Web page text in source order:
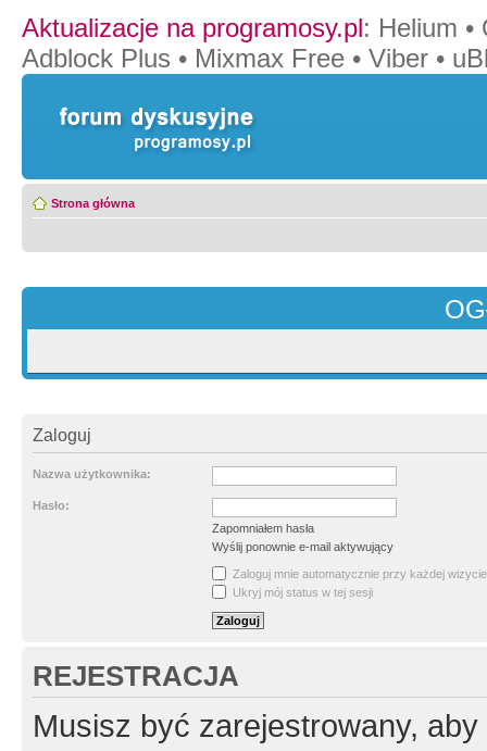
Aktualizacje na programosy.pl: Helium •
Adblock Plus • Mixmax Free • Viber •
Strona główna
Zaloguj
Nazwa użytkownika:
Hasło:
Zapomniałem hasła
Wyślij ponownie e-mail aktywujący
Zaloguj mnie automatycznie przy każdej wizycie
Ukryj mój status w tej sesji
REJESTRACJA
Musisz być zarejestrowany,